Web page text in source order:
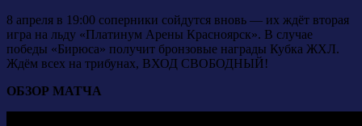
8 апреля в 19:00 соперники сойдутся вновь — их ждёт вторая
игра на льду «Платинум Арены Красноярск». В случае
победы «Бирюса» получит бронзовые награды Кубка ЖХЛ.
Ждём всех на трибунах, ВХОД СВОБОДНЫЙ!
ОБЗОР МАТЧА